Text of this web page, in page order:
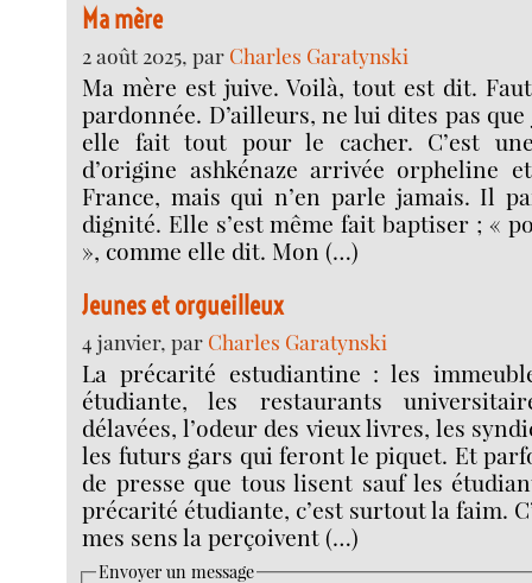
Ma mère
2 août 2025, par Charles Garatynski
Ma mère est juive. Voilà, tout est dit.
pardonnée. D’ailleurs, ne lui dites pas
elle fait tout pour le cacher. C’est
d’origine ashkénaze arrivée orpheline
France, mais qui n’en parle jamais. Il
dignité. Elle s’est même fait baptiser ; «
», comme elle dit. Mon (…)
Jeunes et orgueilleux
4 janvier, par Charles Garatynski
La précarité estudiantine : les
étudiante, les restaurants
délavées, l’odeur des vieux livres, les
les futurs gars qui feront le piquet. Et
de presse que tous lisent sauf les
précarité étudiante, c’est surtout la faim.
mes sens la perçoivent (…)
Envoyer un message